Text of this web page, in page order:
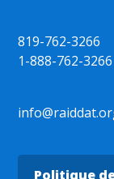
819-762-3266
1-888-762-3266
Politique